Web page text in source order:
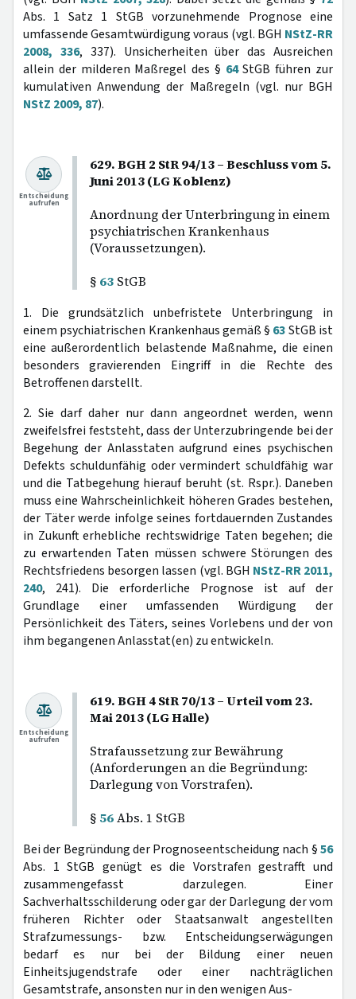
Abs. 1 Satz 1 StGB vorzunehmende Prognose eine
umfassende Gesamtwürdigung voraus (vgl. BGH NStZ-RR
2008, 336, 337). Unsicherheiten über das Ausreichen
allein der milderen Maßregel des § 64StGB führen zur
kumulativen Anwendung der Maßregeln (vgl. nur BGH
NStZ 2009, 87).
629. BGH 2 StR 94/13 – Beschluss vom 5.
Juni 2013 (LG Koblenz)
Anordnung der Unterbringung in einem
psychiatrischen Krankenhaus
(Voraussetzungen).
§ 63 StGB
Entscheidung
aufrufen
1. Die grundsätzlich unbefristete Unterbringung in
einem psychiatrischen Krankenhaus gemäß § 63StGB ist
eine außerordentlich belastende Maßnahme, die einen
besonders gravierenden Eingriff in die Rechte des
Betroffenen darstellt.
2. Sie darf daher nur dann angeordnet werden, wenn
zweifelsfrei feststeht, dass der Unterzubringende bei der
Begehung der Anlasstaten aufgrund eines psychischen
Defekts schuldunfähig oder vermindert schuldfähig war
und die Tatbegehung hierauf beruht (st. Rspr.). Daneben
muss eine Wahrscheinlichkeit höheren Grades bestehen,
der Täter werde infolge seines fortdauernden Zustandes
in Zukunft erhebliche rechtswidrige Taten begehen; die
zu erwartenden Taten müssen schwere Störungen des
Rechtsfriedens besorgen lassen (vgl. BGH NStZ-RR 2011,
240, 241). Die erforderliche Prognose ist auf der
Grundlage einer umfassenden Würdigung der
Persönlichkeit des Täters, seines Vorlebens und der von
ihm begangenen Anlasstat(en) zu entwickeln.
619. BGH 4 StR 70/13 – Urteil vom 23.
Mai 2013 (LG Halle)
Strafaussetzung zur Bewährung
(Anforderungen an die Begründung:
Darlegung von Vorstrafen).
§ 56Abs. 1 StGB
Entscheidung
aufrufen
Bei der Begründung der Prognoseentscheidung nach §56
Abs. 1 StGB genügt es die Vorstrafen gestrafft und
zusammengefasst darzulegen. Einer
Sachverhaltsschilderung oder gar der Darlegung der vom
früheren Richter oder Staatsanwalt angestellten
Strafzumessungs- bzw. Entscheidungserwägungen
bedarf es nur bei der Bildung einer neuen
Einheitsjugendstrafe oder einer nachträglichen
Gesamtstrafe, ansonsten nur in den wenigen Aus-